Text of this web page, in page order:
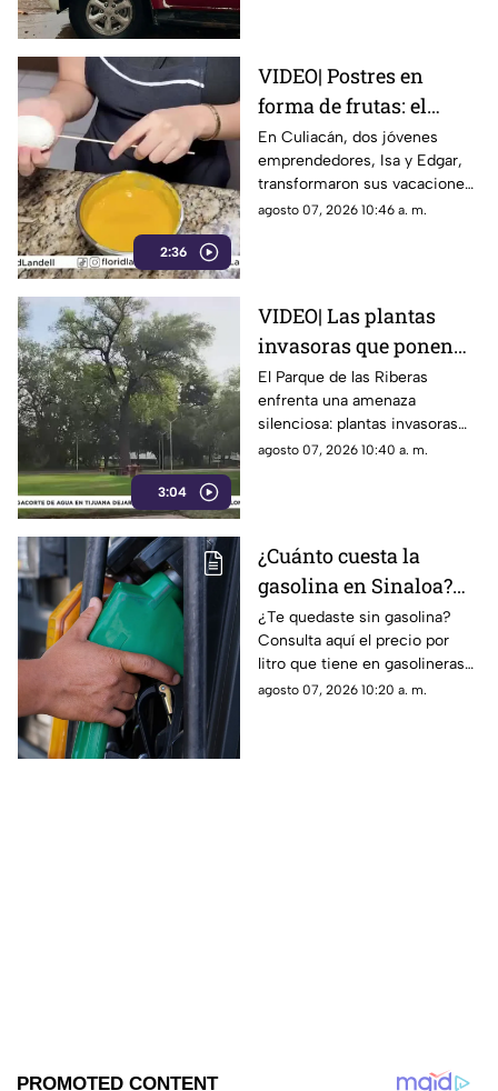
2:36
VIDEO| Postres en
forma de frutas: el
emprendimiento viral
de dos jóvenes en
Culiacán
En Culiacán, dos jóvenes
emprendedores, Isa y Edgar,
transformaron sus vacaciones
en un viral negocio de postres
agosto 07, 2026 10:46 a. m.
3:04
VIDEO| Las plantas
invasoras que ponen
en riesgo el Parque de
las Riberas en Culiacán
El Parque de las Riberas
enfrenta una amenaza
silenciosa: plantas invasoras
que desplazan especies
agosto 07, 2026 10:40 a. m.
¿Cuánto cuesta la
gasolina en Sinaloa?
Este es su precio hoy 7
de agosto de 2026
¿Te quedaste sin gasolina?
Consulta aquí el precio por
litro que tiene en gasolineras
de Sinaloa y en el país, hoy 7
agosto 07, 2026 10:20 a. m.